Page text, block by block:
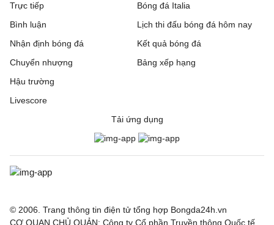
Trực tiếp
Bóng đá Italia
Bình luận
Nhận định bóng đá
Chuyển nhượng
Hậu trường
Livescore
Lịch thi đấu bóng đá hôm nay
Kết quả bóng đá
Bảng xếp hạng
Tải ứng dụng
© 2006. Trang thông tin điện tử tổng hợp Bongda24h.vn
CƠ QUAN CHỦ QUẢN: Công ty Cổ phần Truyền thông Quốc tế